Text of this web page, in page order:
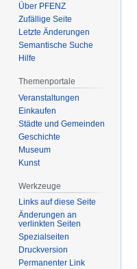
Über PFENZ
Zufällige Seite
Letzte Änderungen
Semantische Suche
Hilfe
Themenportale
Veranstaltungen
Einkaufen
Städte und Gemeinden
Geschichte
Museum
Kunst
Werkzeuge
Links auf diese Seite
Änderungen an
verlinkten Seiten
Spezialseiten
Druckversion
Permanenter Link